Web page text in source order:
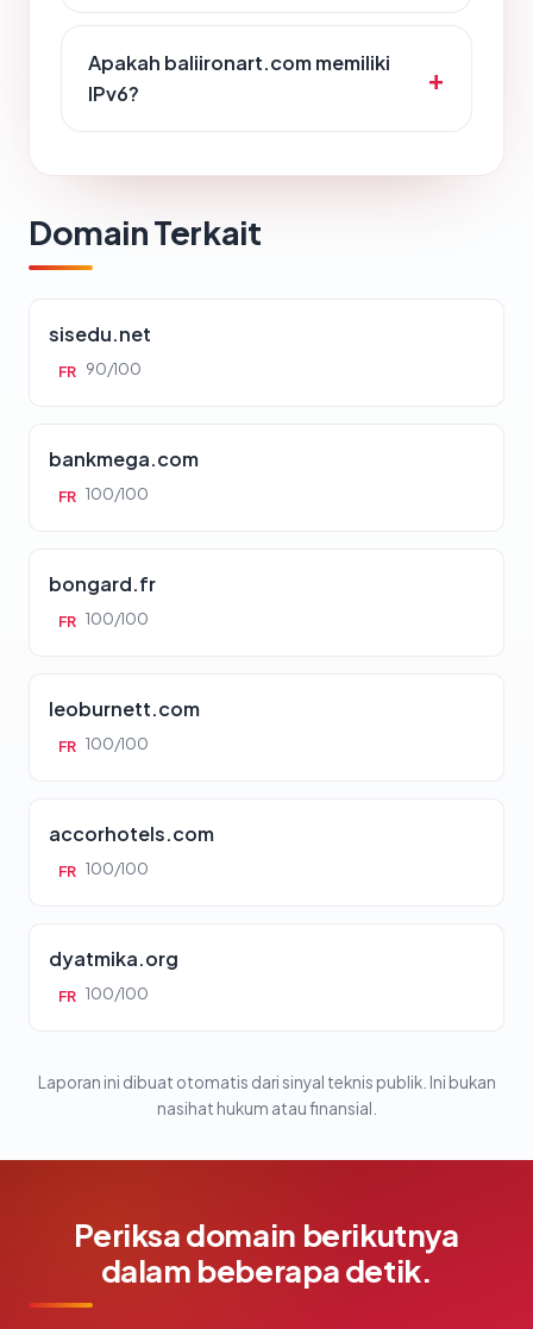
Apakah baliironart.com memiliki
IPv6?
Domain Terkait
sisedu.net
FR 90/100
bankmega.com
FR 100/100
bongard.fr
FR 100/100
leoburnett.com
FR 100/100
accorhotels.com
FR 100/100
dyatmika.org
FR 100/100
Laporan ini dibuat otomatis dari sinyal teknis publik. Ini bukan
nasihat hukum atau finansial.
Periksa domain berikutnya
dalam beberapa detik.